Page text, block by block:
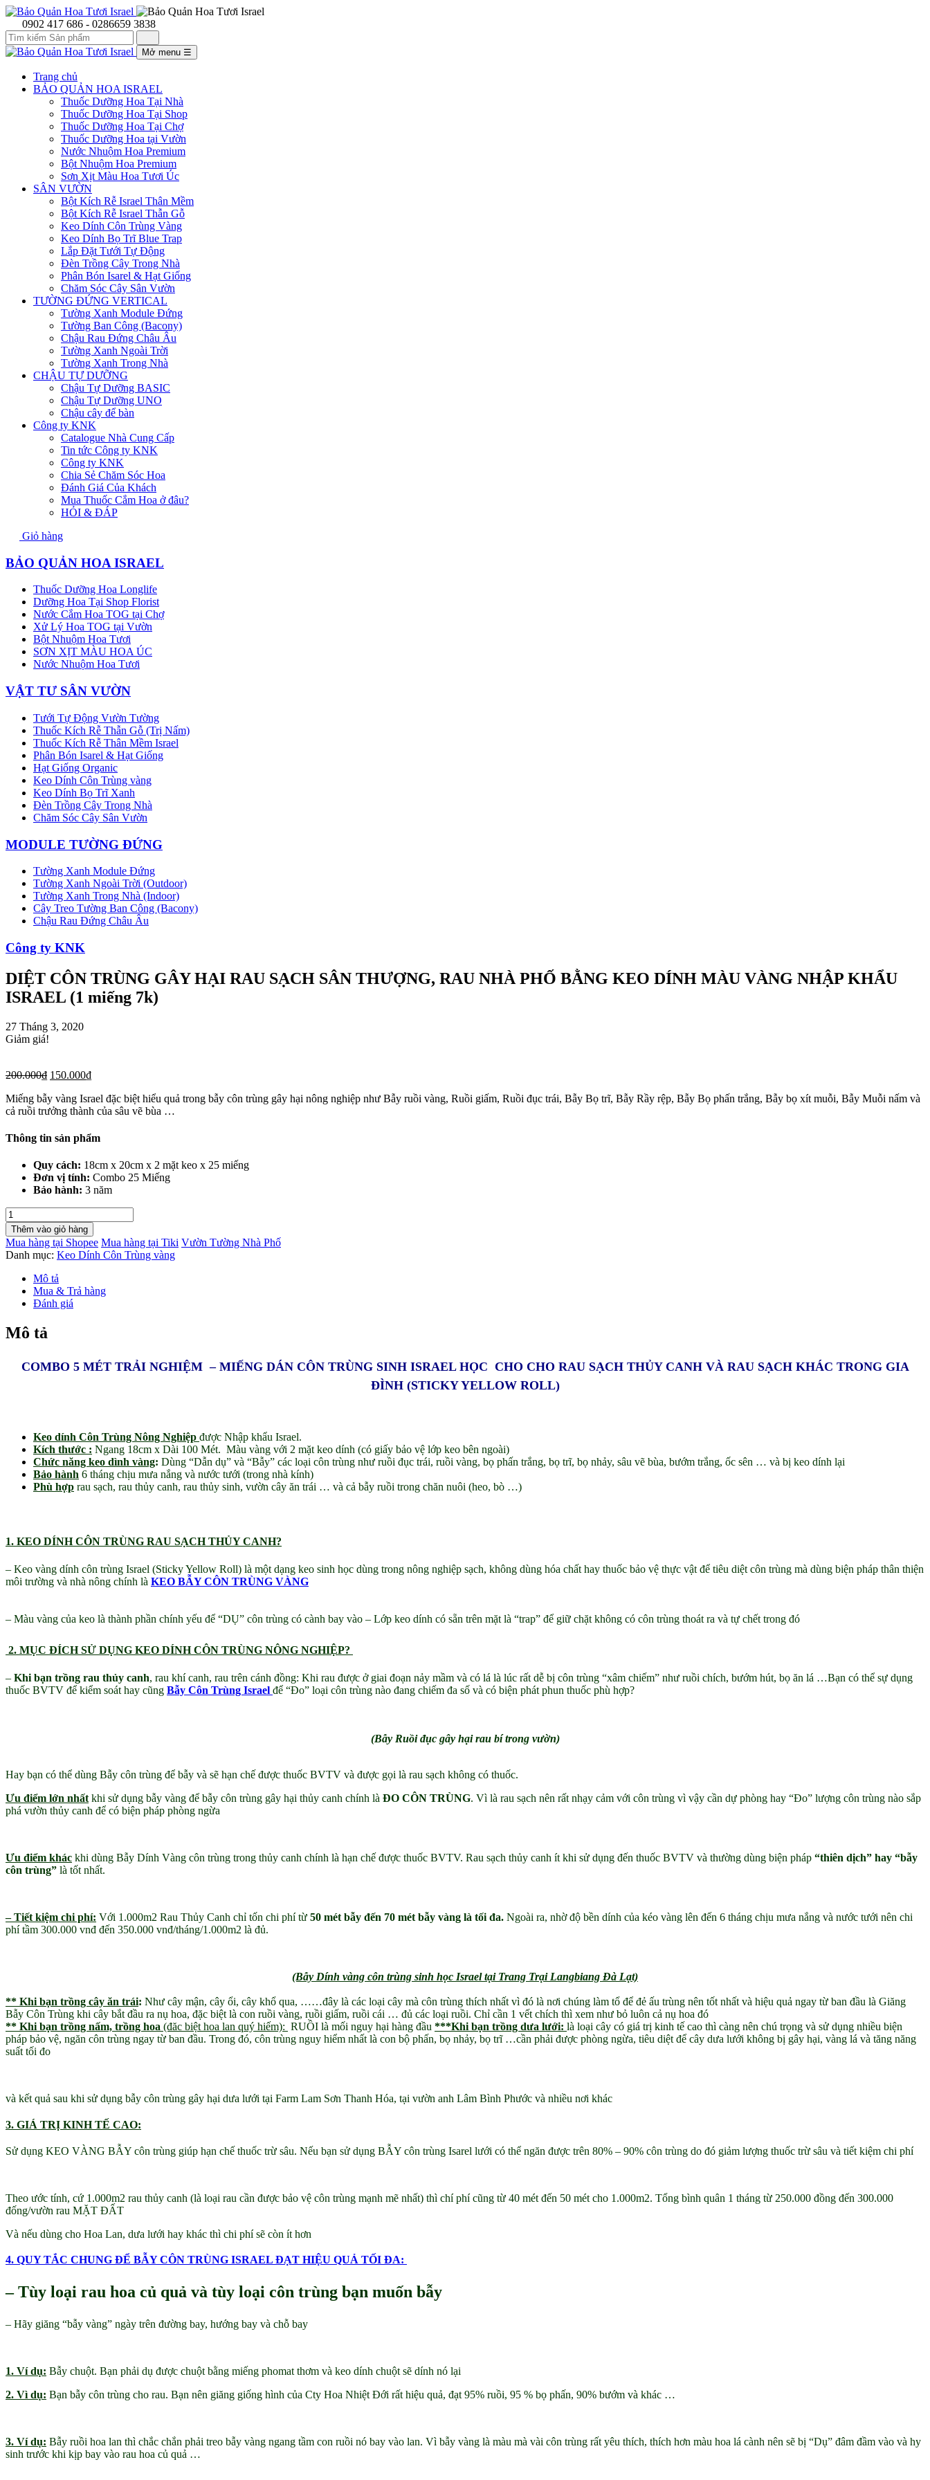
0902 417 686 - 0286659 3838
Mở menu ☰
Trang chủ
BẢO QUẢN HOA ISRAEL
Thuốc Dưỡng Hoa Tại Nhà
Thuốc Dưỡng Hoa Tại Shop
Thuốc Dưỡng Hoa Tại Chợ
Thuốc Dưỡng Hoa tại Vườn
Nước Nhuộm Hoa Premium
Bột Nhuộm Hoa Premium
Sơn Xịt Màu Hoa Tươi Úc
SÂN VƯỜN
Bột Kích Rễ Israel Thân Mềm
Bột Kích Rễ Israel Thẫn Gỗ
Keo Dính Côn Trùng Vàng
Keo Dính Bọ Trĩ Blue Trap
Lắp Đặt Tưới Tự Động
Đèn Trồng Cây Trong Nhà
Phân Bón Isarel & Hạt Giống
Chăm Sóc Cây Sân Vườn
TƯỜNG ĐỨNG VERTICAL
Tường Xanh Module Đứng
Tường Ban Công (Bacony)
Chậu Rau Đứng Châu Âu
Tường Xanh Ngoài Trời
Tường Xanh Trong Nhà
CHẬU TỰ DƯỠNG
Chậu Tự Dưỡng BASIC
Chậu Tự Dưỡng UNO
Chậu cây để bàn
Công ty KNK
Catalogue Nhà Cung Cấp
Tin tức Công ty KNK
Công ty KNK
Chia Sẻ Chăm Sóc Hoa
Đánh Giá Của Khách
Mua Thuốc Cắm Hoa ở đâu?
HỎI & ĐÁP
Giỏ hàng
BẢO QUẢN HOA ISRAEL
Thuốc Dưỡng Hoa Longlife
Dưỡng Hoa Tại Shop Florist
Nước Cắm Hoa TOG tại Chợ
Xử Lý Hoa TOG tại Vườn
Bột Nhuộm Hoa Tươi
SƠN XỊT MÀU HOA ÚC
Nước Nhuộm Hoa Tươi
VẬT TƯ SÂN VƯỜN
Tưới Tự Động Vườn Tường
Thuốc Kích Rễ Thẫn Gỗ (Trị Nấm)
Thuốc Kích Rễ Thân Mềm Israel
Phân Bón Isarel & Hạt Giống
Hạt Giống Organic
Keo Dính Côn Trùng vàng
Keo Dính Bọ Trĩ Xanh
Đèn Trồng Cây Trong Nhà
Chăm Sóc Cây Sân Vườn
MODULE TƯỜNG ĐỨNG
Tường Xanh Module Đứng
Tường Xanh Ngoài Trời (Outdoor)
Tường Xanh Trong Nhà (Indoor)
Cây Treo Tường Ban Công (Bacony)
Chậu Rau Đứng Châu Âu
Công ty KNK
DIỆT CÔN TRÙNG GÂY HẠI RAU SẠCH SÂN THƯỢNG, RAU NHÀ PHỐ BẰNG KEO DÍNH MÀU VÀNG NHẬP KHẨU
ISRAEL (1 miếng 7k)
27 Tháng 3, 2020
Giảm giá!
200.000₫ 150.000₫
Miếng bẫy vàng Israel đặc biệt hiểu quả trong bẫy côn trùng gây hại nông nghiệp như Bẫy ruồi vàng, Ruồi giấm, Ruồi đục trái, Bẫy Bọ trĩ, Bẫy Rầy rệp, Bẫy Bọ phấn trắng, Bẫy bọ xít muỗi, Bẫy Muỗi nấm và
cả ruồi trưởng thành của sâu vẽ bùa …
Thông tin sản phẩm
Quy cách: 18cm x 20cm x 2 mặt keo x 25 miếng
Đơn vị tính: Combo 25 Miếng
Bảo hành: 3 năm
DIỆT
CÔN
TRÙNG
GÂY
HẠI
RAU
SẠCH
SÂN
THƯỢNG,
RAU
NHÀ
BẰNG
KEO
KHẨU
ISRAEL
miếng
Thêm vào giỏ hàng
Mua hàng tại Shopee Mua hàng tại Tiki Vườn Tường Nhà Phố
Danh mục: Keo Dính Côn Trùng vàng
Mô tả
Mua & Trả hàng
Đánh giá
Mô tả
COMBO 5 MÉT TRẢI NGHIỆM – MIẾNG DÁN CÔN TRÙNG SINH ISRAEL HỌC CHO CHO RAU SẠCH THỦY CANH VÀ RAU SẠCH KHÁC TRONG GIA
ĐÌNH (STICKY YELLOW ROLL)
Keo dính Côn Trùng Nông Nghiệp được Nhập khẩu Israel.
Kích thước : Ngang 18cm x Dài 100 Mét. Màu vàng với 2 mặt keo dính (có giấy bảo vệ lớp keo bên ngoài)
Chức năng keo dình vàng: Dùng “Dẫn dụ” và “Bẫy” các loại côn trùng như ruồi đục trái, ruồi vàng, bọ phấn trắng, bọ trĩ, bọ nhảy, sâu vẽ bùa, bướm trắng, ốc sên … và bị keo dính lại
Bảo hành 6 tháng chịu mưa nắng và nước tưới (trong nhà kính)
Phù hợp rau sạch, rau thủy canh, rau thủy sinh, vườn cây ăn trái … và cả bẫy ruồi trong chăn nuôi (heo, bò …)
1. KEO DÍNH CÔN TRÙNG RAU SẠCH THỦY CANH?
– Keo vàng dính côn trùng Israel (Sticky Yellow Roll) là một dạng keo sinh học dùng trong nông nghiệp sạch, không dùng hóa chất hay thuốc bảo vệ thực vật để tiêu diệt côn trùng mà dùng biện pháp thân thiện
môi trường và nhà nông chính là KEO BẪY CÔN TRÙNG VÀNG
– Màu vàng của keo là thành phần chính yếu để “DỤ” côn trùng có cành bay vào – Lớp keo dính có sẵn trên mặt là “trap” để giữ chặt không có côn trùng thoát ra và tự chết trong đó
2. MỤC ĐÍCH SỬ DỤNG KEO DÍNH CÔN TRÙNG NÔNG NGHIỆP?
– Khi bạn trồng rau thủy canh, rau khí canh, rau trên cánh đồng: Khi rau được ở giai đoạn nảy mầm và có lá là lúc rất dễ bị côn trùng “xâm chiếm” như ruồi chích, bướm hút, bọ ăn lá …Bạn có thể sự dụng
thuốc BVTV để kiểm soát hay cũng Bẫy Côn Trùng Israel để “Đo” loại côn trùng nào đang chiếm đa số và có biện phát phun thuốc phù hợp?
(Bẫy Ruồi đục gây hại rau bí trong vườn)
Hay bạn có thể dùng Bẫy côn trùng để bẫy và sẽ hạn chế được thuốc BVTV và được gọi là rau sạch không có thuốc.
Ưu điểm lớn nhất khi sử dụng bẫy vàng để bẫy côn trùng gây hại thủy canh chính là ĐO CÔN TRÙNG. Vì là rau sạch nên rất nhạy cảm với côn trùng vì vậy cần dự phòng hay “Đo” lượng côn trùng nào sắp
phá vườn thủy canh để có biện pháp phòng ngừa
Ưu điểm khác khi dùng Bẫy Dính Vàng côn trùng trong thủy canh chính là hạn chế được thuốc BVTV. Rau sạch thủy canh ít khi sử dụng đến thuốc BVTV và thường dùng biện pháp “thiên dịch” hay “bẫy
côn trùng” là tốt nhất.
– Tiết kiệm chi phí: Với 1.000m2 Rau Thủy Canh chỉ tốn chi phí từ 50 mét bẫy đến 70 mét bẫy vàng là tối đa. Ngoài ra, nhờ độ bền dính của kéo vàng lên đến 6 tháng chịu mưa nắng và nước tưới nên chi
phí tầm 300.000 vnđ đến 350.000 vnđ/tháng/1.000m2 là đủ.
(Bẫy Dính vàng côn trùng sinh học Israel tại Trang Trại Langbiang Đà Lạt)
** Khi bạn trồng cây ăn trái: Như cây mận, cây ổi, cây khổ qua, ……đây là các loại cây mà côn trùng thích nhất vì đó là nơi chúng làm tổ để đẻ ấu trùng nên tốt nhất và hiệu quả ngay từ ban đầu là Giăng
Bẫy Côn Trùng khi cây bắt đầu ra nụ hoa, đặc biệt là con ruồi vàng, ruồi giấm, ruồi cái … đủ các loại ruồi. Chỉ cần 1 vết chích thì xem như bỏ luôn cả nụ hoa đó
** Khi bạn trồng nấm, trồng hoa (đăc biệt hoa lan quý hiếm): RUỒI là mối nguy hại hàng đầu ***Khi bạn trồng dưa lưới: là loại cây có giá trị kinh tế cao thì càng nên chú trọng và sử dụng nhiều biện
pháp bảo vệ, ngăn côn trùng ngay từ ban đầu. Trong đó, côn trùng nguy hiểm nhất là con bộ phấn, bọ nhảy, bọ trĩ …cần phải được phòng ngừa, tiêu diệt để cây dưa lưới không bị gây hại, vàng lá và tăng năng
suất tối đo
và kết quả sau khi sử dụng bẫy côn trùng gây hại dưa lưới tại Farm Lam Sơn Thanh Hóa, tại vườn anh Lâm Bình Phước và nhiều nơi khác
3. GIÁ TRỊ KINH TẾ CAO:
Sử dụng KEO VÀNG BẪY côn trùng giúp hạn chế thuốc trừ sâu. Nếu bạn sử dụng BẪY côn trùng Isarel lưới có thể ngăn được trên 80% – 90% côn trùng do đó giảm lượng thuốc trừ sâu và tiết kiệm chi phí
Theo ước tính, cứ 1.000m2 rau thủy canh (là loại rau cần được bảo vệ côn trùng mạnh mẽ nhất) thì chí phí cũng từ 40 mét đến 50 mét cho 1.000m2. Tổng bình quân 1 tháng từ 250.000 đồng đến 300.000
đống/vườn rau MẶT ĐẤT
Và nếu dùng cho Hoa Lan, dưa lưới hay khác thì chi phí sẽ còn ít hơn
4. QUY TẮC CHUNG ĐỂ BẪY CÔN TRÙNG ISRAEL ĐẠT HIỆU QUẢ TỐI ĐA:
– Tùy loại rau hoa củ quả và tùy loại côn trùng bạn muốn bẫy
– Hãy giăng “bẫy vàng” ngày trên đường bay, hướng bay và chỗ bay
1. Ví dụ: Bẫy chuột. Bạn phải dụ được chuột bằng miếng phomat thơm và keo dính chuột sẽ dính nó lại
2. Vì dụ: Bạn bẫy côn trùng cho rau. Bạn nên giăng giống hình của Cty Hoa Nhiệt Đới rất hiệu quả, đạt 95% ruồi, 95 % bọ phấn, 90% bướm và khác …
3. Ví dụ: Bẫy ruồi hoa lan thì chắc chắn phải treo bẫy vàng ngang tầm con ruồi nó bay vào lan. Vì bẫy vàng là màu mà vài côn trùng rất yêu thích, thích hơn màu hoa lá cành nên sẽ bị “Dụ” đâm đầm vào và hy
sinh trước khi kịp bay vào rau hoa củ quả …